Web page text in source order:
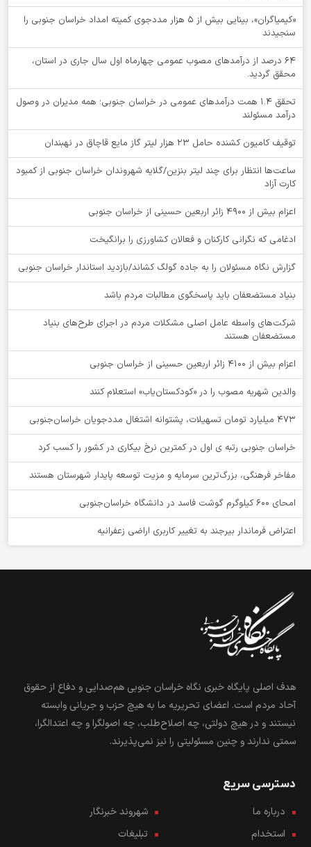
«کیمیاگران»، بینایی بیش از ۵ هزار مددجوی کمیته امداد خراسان جنوبی را
سنجیدند
64 درصد از درآمدهای مصوب عمومی چهارماه اول سال جاری در استان،
محقق گردید.
تحقق ۱.۴ همت درآمدهای عمومی در خراسان جنوبی؛ همه مدیران در وصول
درآمد مسئولند
توقيف کامیون کشنده حامل 23 هزار لیتر گاز مایع قاچاق در نهبندان
ساعت‌ها انتظار برای چند لیتر بنزین/گلایه شهروندان خراسان جنوبی از کمبود
کارت آزاد
اعزام بیش از 4900 زائر اربعین حسینی از خراسان جنوبی
ادغامی که نگرانی کارکنان و فعالان کشاورزی را برانگیخت
گزارش نگاه مسئولان را به جاده گولگ کشاند/بازدید استاندار خراسان جنوبی
بنیاد مستضعفان باید پاسخگوی مطالبات مردم باشد
شرکت‌های واسطه عامل اصلی مشکلات مردم در اجرای طرح‌های بنیاد
مستضعفان هستند
اعزام بیش از 4100 زائر اربعین حسینی از خراسان جنوبی
والدین شهریه مصوب را در «کودکستان‌یاب» استعلام کنند
۴۷۳ میلیارد تومان تسهیلات، پشتوانه اشتغال مددجویان خراسان‌جنوبی
خراسان جنوبی رتبه ی اول در کمترین نرخ بیکاری در کشور را کسب کرد
مفاخر فرهنگی، بزرگ‌ترین سرمایه و مزیت توسعه پایدار شهرستان هستند
امحای ۶۰۰ کیلوگرم گوشت فاسد در دانشگاه خراسان‌جنوبی
اعتراض فرماندار بیرجند به تغییر کاربری اراضی زعفرانیه
هدف اصلی پایگاه خبری نگاه خراسان جنوبی هم‌صدایی و دفاع از حقوق
آحاد مردم است. اعضای تحریریه ما به هیچ حزب و جریانی وابسته
نیستند و در هیچ دولتی، چه اصلاح‌طلب، چه اصولگرا و چه اعتدالگرا،
سمتی ندارند و چنین مسئولیتی را نیز نمی‌پذیرند.
دسترسی سریع
درباره ما
شهروند خبرنگار
استخدام
تبلیغات